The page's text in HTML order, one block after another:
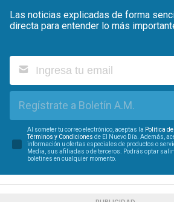
Las noticias explicadas de forma
directa para entender lo más
Regístrate a Boletín A.M.
Al someter tu correo electrónico, aceptas la Política
Términos y Condiciones de El Nuevo Día. Además,
información u ofertas especiales de productos o
Media, sus afiliadas o de terceros. Podrás optar
boletines en cualquier momento.